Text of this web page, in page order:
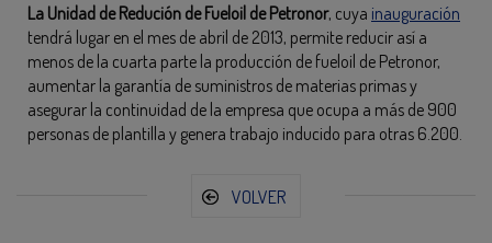
La Unidad de Redución de Fueloil de Petronor, cuya inauguración
tendrá lugar en el mes de abril de 2013, permite reducir así a
menos de la cuarta parte la producción de fueloil de Petronor,
aumentar la garantía de suministros de materias primas y
asegurar la continuidad de la empresa que ocupa a más de 900
personas de plantilla y genera trabajo inducido para otras 6.200.
VOLVER